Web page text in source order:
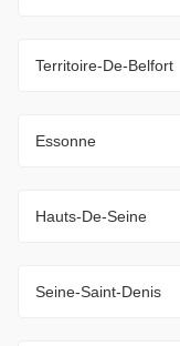
Territoire-De-Belfort
Essonne
Hauts-De-Seine
Seine-Saint-Denis